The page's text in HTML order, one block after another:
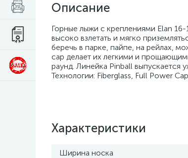
Описание
Горные лыжи с креплениями Elan 16-
высоко взлетать и мягко
беречь в парке, пайпе, на рейлах,
cap делает их легкими и
раунд. Линейка Pinball выпускается
Технологии: Fiberglass, Full Power
Характеристики
Ширина носка